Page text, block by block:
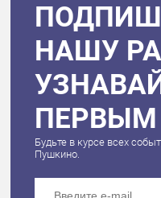
НАШУ
ПЕРВЫМ
Будьте в курсе всех
Пушкино.